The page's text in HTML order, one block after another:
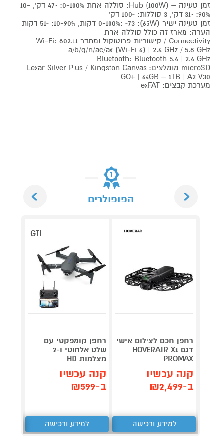
זמן טעינה – Hub (100W): סוללה אחת 0-100%: ~47 דק', 10-
90%: ~31 דק', 3 סוללות: ~100 דק'
זמן טעינה ישיר (65W): 0-100%: ~73 דקות, 10-90%: ~51 דקות
הערה: מארז זה כולל סוללה אחת
Connectivity / קישוריות פרוטוקול ומתדר Wi-Fi: 802.11
a/b/g/n/ac/ax (Wi-Fi 6) | 2.4 GHz / 5.8 GHz
Bluetooth: Bluetooth 5.4 | 2.4 GHz
microSD מומלצים: Lexar Silver Plus / Kingston Canvas
GO+ | 64GB – 1TB | A2 V30
מערכת קבצים: exFAT
הפופולרים
רחפן חכם לצילום אישי
דגם HOVERAIR X1
PROMAX
קנה עכשיו
ב-₪2,499
למידע ורכישה
GTI
רחפן קומפקטי עם
שלט אלחוטי ו-2
מצלמות HD
קנה עכשיו
ב-₪599
למידע ורכישה